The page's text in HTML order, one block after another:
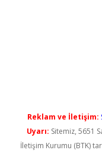
Reklam ve İletişim:
Uyarı: Sitemiz, 5651
İletişim Kurumu (BTK)